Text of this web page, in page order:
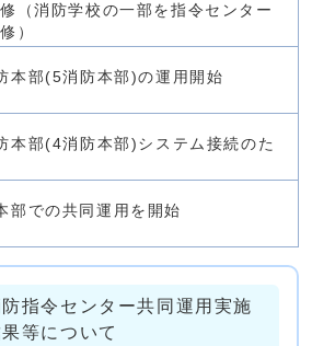
（消防学校の一部を指令センター
）
本部(5消防本部)の運用開始
本部(4消防本部)システム接続のた
部での共同運用を開始
防指令センター共同運用実施
等について